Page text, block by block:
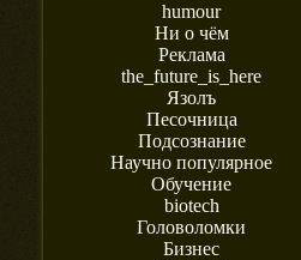
humour
Ни о чём
Реклама
the_future_is_here
Язолъ
Песочница
Подсознание
Научно популярное
Обучение
biotech
Головоломки
Бизнес